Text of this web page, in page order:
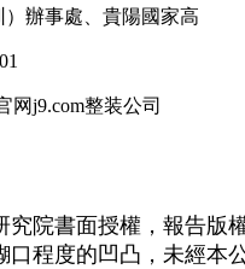
辦事處、貴陽國家高
网j9.com整装公司
書面授權，報告版權
口程度的凹凸，未經本